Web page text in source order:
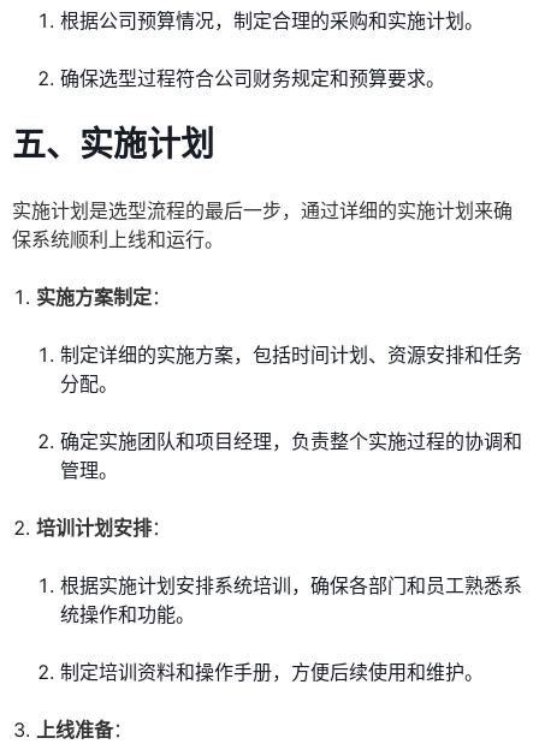
根据公司预算情况，制定合理的采购和实施计划。
确保选型过程符合公司财务规定和预算要求。
五、实施计划
实施计划是选型流程的最后一步，通过详细的实施计划来确
保系统顺利上线和运行。
实施方案制定：
制定详细的实施方案，包括时间计划、资源安排和任务
分配。
确定实施团队和项目经理，负责整个实施过程的协调和
管理。
培训计划安排：
根据实施计划安排系统培训，确保各部门和员工熟悉系
统操作和功能。
制定培训资料和操作手册，方便后续使用和维护。
上线准备：